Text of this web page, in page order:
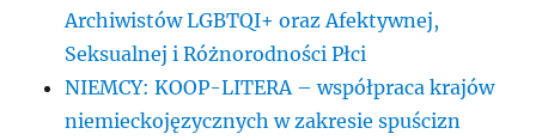
Archiwistów LGBTQI+ oraz Afektywnej,
Seksualnej i Różnorodności Płci
NIEMCY: KOOP-LITERA – współpraca krajów
niemieckojęzycznych w zakresie spuścizn